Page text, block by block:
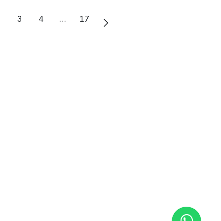
3 4 … 17